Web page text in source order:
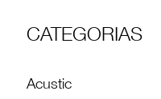
CATEGORIAS
Acustic